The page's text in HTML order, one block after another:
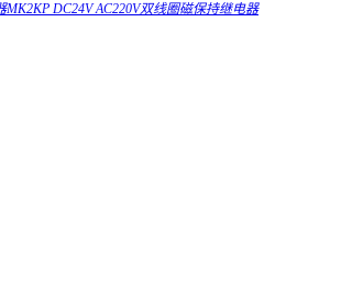
DC24V AC220V双线圈磁保持继电器